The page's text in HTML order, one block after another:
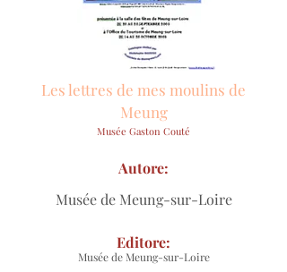
Les lettres de mes moulins de
Meung
Musée Gaston Couté
Musée de Meung-sur-Loire
Autore:
Musée de Meung-sur-Loire
Editore: